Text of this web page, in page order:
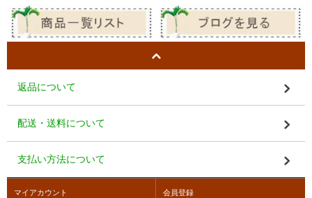
返品について
配送・送料について
支払い方法について
マイアカウント 会員登録